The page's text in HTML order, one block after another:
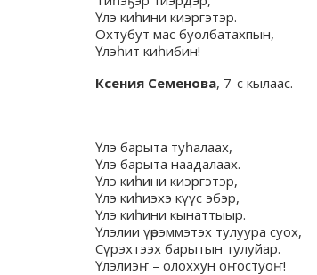
Үлэ киһини киэргэтэр.
Охтубут мас буолбатахпын,
Үлэһит киһибин!
Ксения Семенова, 7-с кылаас.
Үлэ барыта туһалаах,
Үлэ барыта наадалаах.
Үлэ киһини киэргэтэр,
Үлэ киһиэхэ күүс эбэр,
Үлэ киһини кынаттыыр.
Үлэлии үөрэммэтэх тулуура суох,
Сүрэхтээх барытын тулуйар.
Үлэлиэҥ – олоххун оҥостуоҥ!